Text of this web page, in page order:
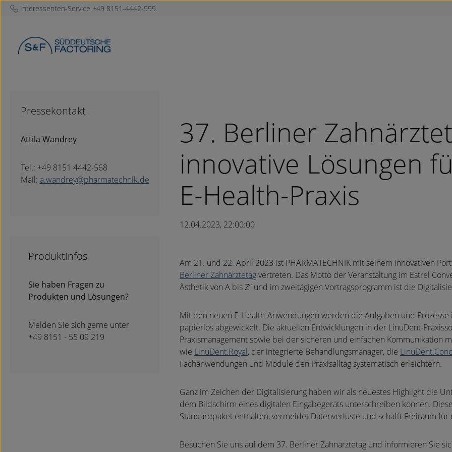
Hauptinhalt springen
Zur Hauptnavigation springen
Interessenten-Service +49 8151-4442-999
Pressekontakt
Attila Wandrey
Tel.: +49 8151 4442-568
Mail: a.wandrey@pharmatechnik.de
Produktinfos
Sie haben Fragen zu
Produkten und Lösungen?
Melden Sie sich gerne unter
+49 8151 - 55 09 219
37. Berliner
innovative Lösungen
E-Health-Praxis
12.04.2023, 22:00:00
Am 21. und 22. April 2023 ist PHARMATECHNIK mit seinem innovativen
Berliner Zahnärztetagvertreten. Das Motto der Veranstaltung im Estrel
Ästhetik von A bis Z“ und im zweitägigen Vortragsprogramm ist die
Mit den neuen E-Health-Anwendungen werden die Aufgaben und
papierlos abgewickelt. Die aktuellen Entwicklungen in der LinuDent-
Praxismanagement sowie bei der sicheren und einfachen Kommunikation
wie LinuDent.Royal, der integrierte Behandlungsmanager, die
Fachanwendungen und Module den Praxisalltag systematisch erleichtern.
Ganz im Zeichen der Digitalisierung haben wir als neuestes Highlight die
dem Bildschirm eines digitalen Eingabegeräts unterschreiben können.
Standardpaket enthalten, vermeidet Datenverluste und schafft Freiraum
Besuchen Sie uns auf dem 37. Berliner Zahnärztetag und informieren Sie